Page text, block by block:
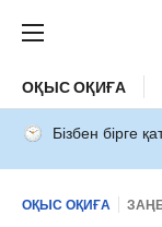
ОҚЫС ОҚИҒА
Бізбен бірге
ОҚЫС ОҚИҒА